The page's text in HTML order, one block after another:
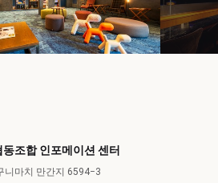
조합 인포메이션 센터
니마치 만간지 6594−3